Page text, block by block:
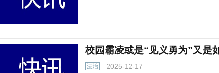
校园霸凌或是“见义勇为”又是
法治 2025-12-17